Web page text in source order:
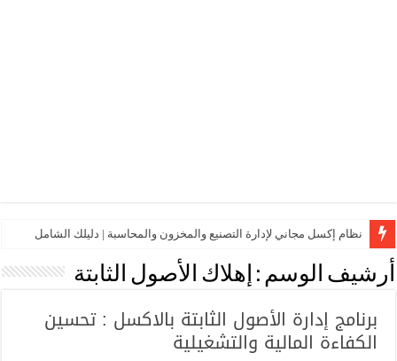
نظام إكسل مجاني لإدارة التصنيع والمخزون والمحاسبة | دليلك الشامل
أرشيف الوسم : إهلاك الأصول الثابتة
برنامج إدارة الأصول الثابتة بالاكسل : تحسين
الكفاءة المالية والتشغيلية